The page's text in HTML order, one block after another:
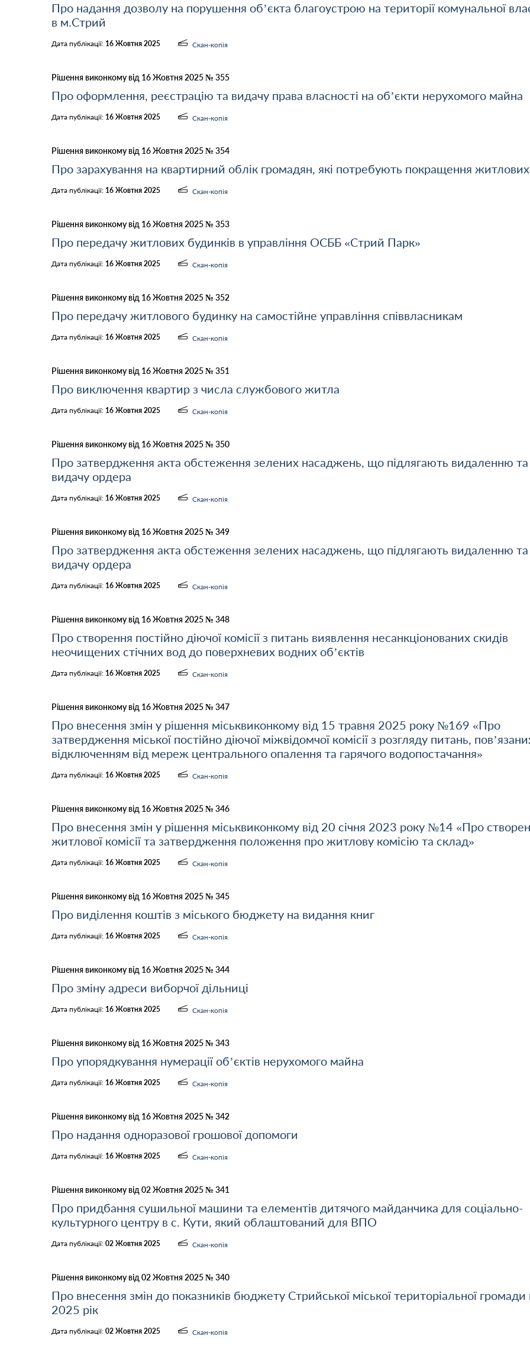
Про надання дозволу на порушення об’єкта благоустрою на території комунальної
в м.Стрий
Дата публікації: 16 Жовтня 2025 Скан-копія
Рішення виконкому від 16 Жовтня 2025 № 355
Про оформлення, реєстрацію та видачу права власності на об’єкти нерухомого майна
Дата публікації: 16 Жовтня 2025 Скан-копія
Рішення виконкому від 16 Жовтня 2025 № 354
Про зарахування на квартирний облік громадян, які потребують покращення
Дата публікації: 16 Жовтня 2025 Скан-копія
Рішення виконкому від 16 Жовтня 2025 № 353
Про передачу житлових будинків в управління ОСББ «Стрий Парк»
Дата публікації: 16 Жовтня 2025 Скан-копія
Рішення виконкому від 16 Жовтня 2025 № 352
Про передачу житлового будинку на самостійне управління співвласникам
Дата публікації: 16 Жовтня 2025 Скан-копія
Рішення виконкому від 16 Жовтня 2025 № 351
Про виключення квартир з числа службового житла
Дата публікації: 16 Жовтня 2025 Скан-копія
Рішення виконкому від 16 Жовтня 2025 № 350
Про затвердження акта обстеження зелених насаджень, що підлягають видаленню та
видачу ордера
Дата публікації: 16 Жовтня 2025 Скан-копія
Рішення виконкому від 16 Жовтня 2025 № 349
Про затвердження акта обстеження зелених насаджень, що підлягають видаленню та
видачу ордера
Дата публікації: 16 Жовтня 2025 Скан-копія
Рішення виконкому від 16 Жовтня 2025 № 348
Про створення постійно діючої комісії з питань виявлення несанкціонованих скидів
неочищених стічних вод до поверхневих водних об’єктів
Дата публікації: 16 Жовтня 2025 Скан-копія
Рішення виконкому від 16 Жовтня 2025 № 347
Про внесення змін у рішення міськвиконкому від 15 травня 2025 року №169 «Про
затвердження міської постійно діючої міжвідомчої комісії з розгляду питань,
відключенням від мереж центрального опалення та гарячого водопостачання»
Дата публікації: 16 Жовтня 2025 Скан-копія
Рішення виконкому від 16 Жовтня 2025 № 346
Про внесення змін у рішення міськвиконкому від 20 січня 2023 року №14 «Про
житлової комісії та затвердження положення про житлову комісію та склад»
Дата публікації: 16 Жовтня 2025 Скан-копія
Рішення виконкому від 16 Жовтня 2025 № 345
Про виділення коштів з міського бюджету на видання книг
Дата публікації: 16 Жовтня 2025 Скан-копія
Рішення виконкому від 16 Жовтня 2025 № 344
Про зміну адреси виборчої дільниці
Дата публікації: 16 Жовтня 2025 Скан-копія
Рішення виконкому від 16 Жовтня 2025 № 343
Про упорядкування нумерації об’єктів нерухомого майна
Дата публікації: 16 Жовтня 2025 Скан-копія
Рішення виконкому від 16 Жовтня 2025 № 342
Про надання одноразової грошової допомоги
Дата публікації: 16 Жовтня 2025 Скан-копія
Рішення виконкому від 02 Жовтня 2025 № 341
Про придбання сушильної машини та елементів дитячого майданчика для соціально-
культурного центру в с. Кути, який облаштований для ВПО
Дата публікації: 02 Жовтня 2025 Скан-копія
Рішення виконкому від 02 Жовтня 2025 № 340
Про внесення змін до показників бюджету Стрийської міської територіальної громади
2025 рік
Дата публікації: 02 Жовтня 2025 Скан-копія